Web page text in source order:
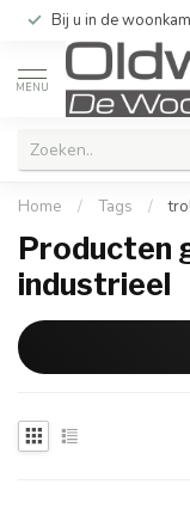
Bij u in de
MENU
Home / Tags /
Producten
industrieel